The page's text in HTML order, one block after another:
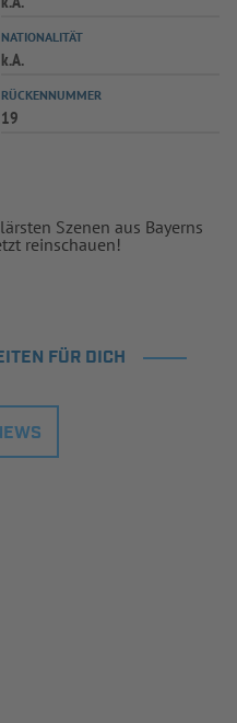
NATIONALITÄT
k.A.
RÜCKENNUMMER
19
Szenen aus Bayerns
reinschauen!
FÜR DICH